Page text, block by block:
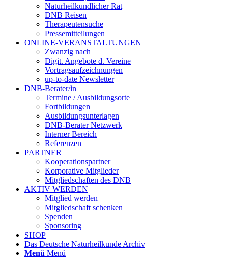
Naturheilkundlicher Rat
DNB Reisen
Therapeutensuche
Pressemitteilungen
ONLINE-VERANSTALTUNGEN
Zwanzig nach
Digit. Angebote d. Vereine
Vortragsaufzeichnungen
up-to-date Newsletter
DNB-Berater/in
Termine / Ausbildungsorte
Fortbildungen
Ausbildungsunterlagen
DNB-Berater Netzwerk
Interner Bereich
Referenzen
PARTNER
Kooperationspartner
Korporative Mitglieder
Mitgliedschaften des DNB
AKTIV WERDEN
Mitglied werden
Mitgliedschaft schenken
Spenden
Sponsoring
SHOP
Das Deutsche Naturheilkunde Archiv
Menü Menü